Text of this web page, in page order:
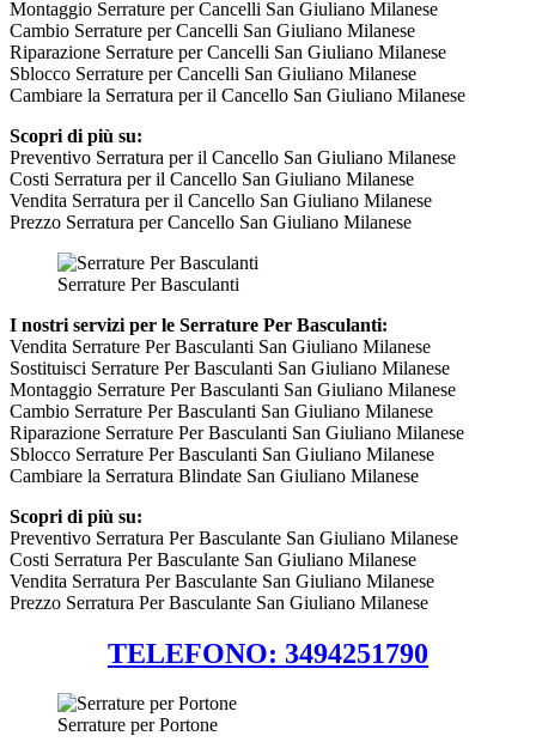
Montaggio Serrature per Cancelli San Giuliano Milanese
Cambio Serrature per Cancelli San Giuliano Milanese
Riparazione Serrature per Cancelli San Giuliano Milanese
Sblocco Serrature per Cancelli San Giuliano Milanese
Cambiare la Serratura per il Cancello San Giuliano Milanese
Scopri di più su:
Preventivo Serratura per il Cancello San Giuliano Milanese
Costi Serratura per il Cancello San Giuliano Milanese
Vendita Serratura per il Cancello San Giuliano Milanese
Prezzo Serratura per Cancello San Giuliano Milanese
Serrature Per Basculanti
I nostri servizi per le Serrature Per Basculanti:
Vendita Serrature Per Basculanti San Giuliano Milanese
Sostituisci Serrature Per Basculanti San Giuliano Milanese
Montaggio Serrature Per Basculanti San Giuliano Milanese
Cambio Serrature Per Basculanti San Giuliano Milanese
Riparazione Serrature Per Basculanti San Giuliano Milanese
Sblocco Serrature Per Basculanti San Giuliano Milanese
Cambiare la Serratura Blindate San Giuliano Milanese
Scopri di più su:
Preventivo Serratura Per Basculante San Giuliano Milanese
Costi Serratura Per Basculante San Giuliano Milanese
Vendita Serratura Per Basculante San Giuliano Milanese
Prezzo Serratura Per Basculante San Giuliano Milanese
TELEFONO: 3494251790
Serrature per Portone